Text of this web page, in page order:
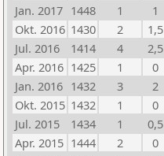
Jan. 2017 1448 1
1
Okt. 2016 1430 2
1,5
Jul. 2016
1414 4
2,5
Apr. 2016 1425 1
0
Jan. 2016 1432 3
2
Okt. 2015 1432 1
0
Jul. 2015
1434 1
0,5
Apr. 2015 1444 2
0